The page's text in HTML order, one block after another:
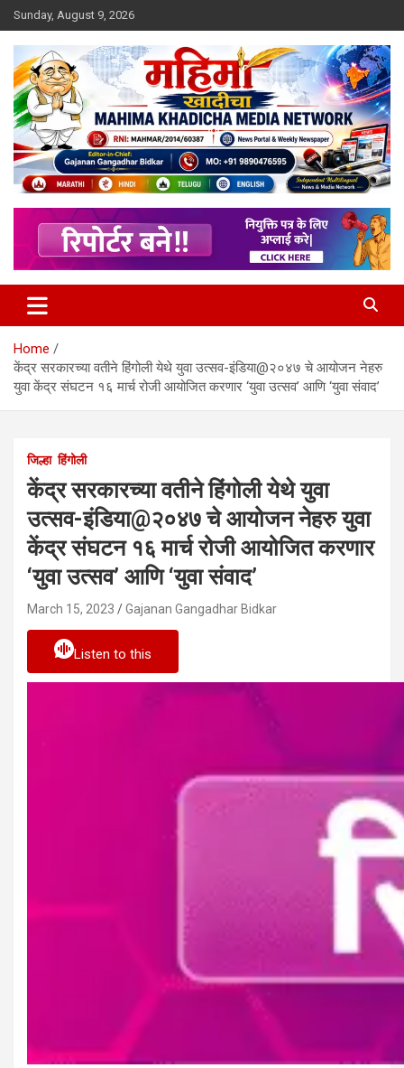
Skip
to
content
Sunday, August 9, 2026
Mahimakhadicha
Home
केंद्र सरकारच्या वतीने हिंगोली येथे युवा उत्सव-इंडिया@२०४७ चे आयोजन नेहरु
युवा केंद्र संघटन १६ मार्च रोजी आयोजित करणार ‘युवा उत्सव’ आणि ‘युवा संवाद’
जिल्हा हिंगोली
केंद्र सरकारच्या वतीने हिंगोली येथे युवा
उत्सव-इंडिया@२०४७ चे आयोजन नेहरु युवा
केंद्र संघटन १६ मार्च रोजी आयोजित करणार
‘युवा उत्सव’ आणि ‘युवा संवाद’
March 15, 2023 Gajanan Gangadhar Bidkar
Listen to this